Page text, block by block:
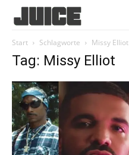
Start Schlagworte Missy Elliot
Tag: Missy Elliot